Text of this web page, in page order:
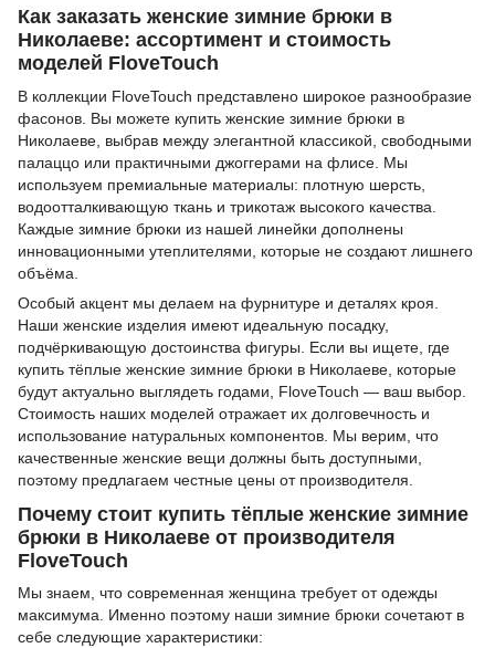
Как заказать женские зимние брюки в
Николаеве: ассортимент и стоимость
моделей FloveTouch
В коллекции FloveTouch представлено широкое разнообразие
фасонов. Вы можете купить женские зимние брюки в
Николаеве, выбрав между элегантной классикой, свободными
палаццо или практичными джоггерами на флисе. Мы
используем премиальные материалы: плотную шерсть,
водоотталкивающую ткань и трикотаж высокого качества.
Каждые зимние брюки из нашей линейки дополнены
инновационными утеплителями, которые не создают лишнего
объёма.
Особый акцент мы делаем на фурнитуре и деталях кроя.
Наши женские изделия имеют идеальную посадку,
подчёркивающую достоинства фигуры. Если вы ищете, где
купить тёплые женские зимние брюки в Николаеве, которые
будут актуально выглядеть годами, FloveTouch — ваш выбор.
Стоимость наших моделей отражает их долговечность и
использование натуральных компонентов. Мы верим, что
качественные женские вещи должны быть доступными,
поэтому предлагаем честные цены от производителя.
Почему стоит купить тёплые женские зимние
брюки в Николаеве от производителя
FloveTouch
Мы знаем, что современная женщина требует от одежды
максимума. Именно поэтому наши зимние брюки сочетают в
себе следующие характеристики: